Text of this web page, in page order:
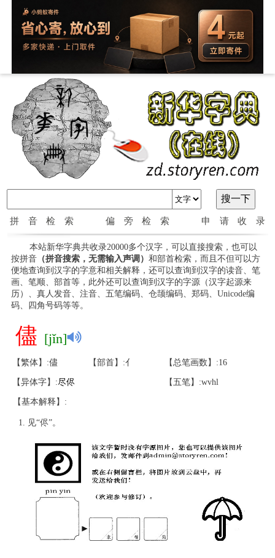
拼音检索 偏旁检索 申请收录
本站新华字典共收录20000多个汉字，可以直接搜索，也可以
按拼音（拼音搜索，无需输入声调） 和部首检索，而且不但可以方
便地查询到汉字的字意和相关解释，还可以查询到汉字的读音、笔
画、笔顺、部首等，此外还可以查询到汉字的字源（汉字起源来
历）、真人发音、注音、五笔编码、仓颉编码、郑码、Unicode编
码、四角号码等等。
儘 [jǐn]
【繁体】:儘 【部首】:亻 【总笔画数】:16
【异体字】:尽侭 【五笔】:wvhl
【基本解释】:
见“侭”。